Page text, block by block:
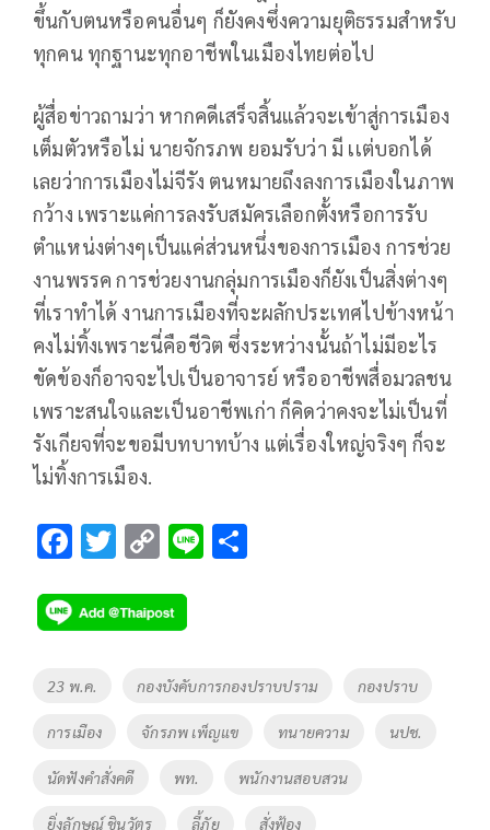
ขึ้นกับตนหรือคนอื่นๆ ก็ยังคงซึ่งความยุติธรรมสำหรับ
ทุกคน ทุกฐานะทุกอาชีพในเมืองไทยต่อไป
ผู้สื่อข่าวถามว่า หากคดีเสร็จสิ้นแล้วจะเข้าสู่การเมือง
เต็มตัวหรือไม่ นายจักรภพ ยอมรับว่า มี เเต่บอกได้
เลยว่าการเมืองไม่จีรัง ตนหมายถึงลงการเมืองในภาพ
กว้าง เพราะแค่การลงรับสมัครเลือกตั้งหรือการรับ
ตำแหน่งต่างๆเป็นแค่ส่วนหนึ่งของการเมือง การช่วย
งานพรรค การช่วยงานกลุ่มการเมืองก็ยังเป็นสิ่งต่างๆ
ที่เราทำได้ งานการเมืองที่จะผลักประเทศไปข้างหน้า
คงไม่ทิ้งเพราะนี่คือชีวิต ซึ่งระหว่างนั้นถ้าไม่มีอะไร
ขัดข้องก็อาจจะไปเป็นอาจารย์ หรืออาชีพสื่อมวลชน
เพราะสนใจและเป็นอาชีพเก่า ก็คิดว่าคงจะไม่เป็นที่
รังเกียจที่จะขอมีบทบาทบ้าง แต่เรื่องใหญ่จริงๆ ก็จะ
ไม่ทิ้งการเมือง.
F
e
b
o
o
k
T
tt
er
C
p
y
Li
k
Li
Tags
23 พ.ค. กองบังคับการกองปราบปราม กองปราบ
การเมือง จักรภพ เพ็ญแข ทนายความ นปช.
นัดฟังคำสั่งคดี พท. พนักงานสอบสวน
ยิ่งลักษณ์ ชินวัตร ลี้ภัย สั่งฟ้อง